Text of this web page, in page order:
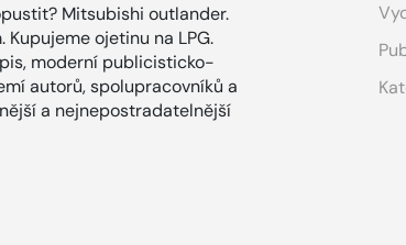
Mitsubishi outlander.
Kupujeme ojetinu na LPG.
moderní publicisticko-
autorů, spolupracovníků a
a nejnepostradatelnější